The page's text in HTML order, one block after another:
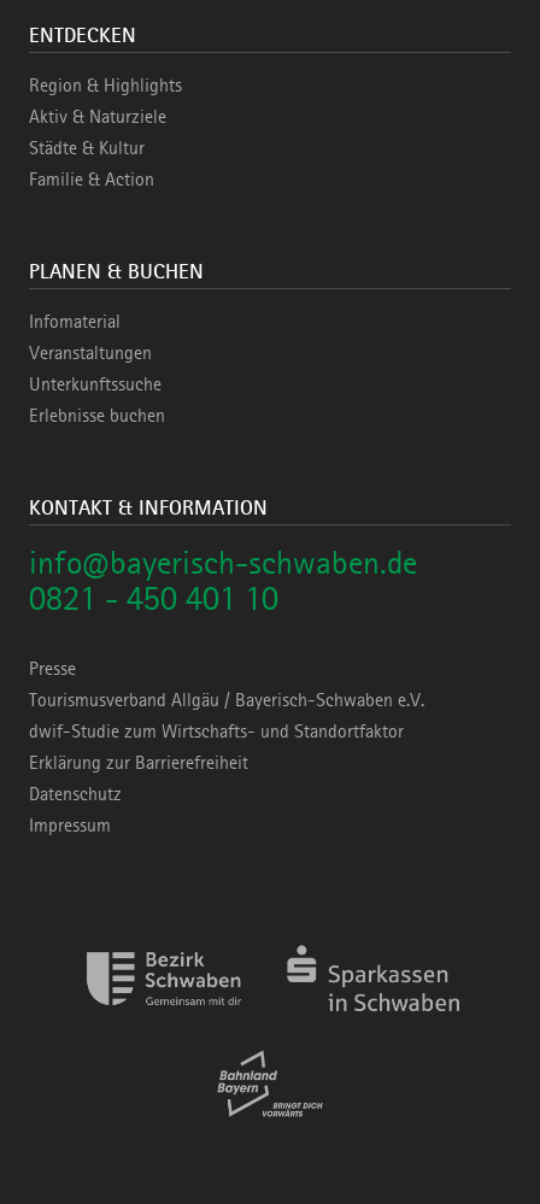
ENTDECKEN
Region & Highlights
Aktiv & Naturziele
Städte & Kultur
Familie & Action
PLANEN & BUCHEN
Infomaterial
Veranstaltungen
Unterkunftssuche
Erlebnisse buchen
KONTAKT & INFORMATION
info@bayerisch-schwaben.de
0821 - 450 401 10
Presse
Tourismusverband Allgäu / Bayerisch-Schwaben e.V.
dwif-Studie zum Wirtschafts- und Standortfaktor
Erklärung zur Barrierefreiheit
Datenschutz
Impressum